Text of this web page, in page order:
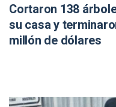
Cortaron 138
su casa y
millón de dólares